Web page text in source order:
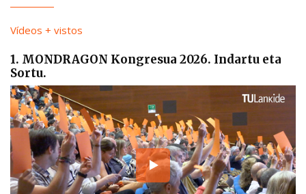
Vídeos + vistos
1. MONDRAGON Kongresua 2026. Indartu eta
Sortu.